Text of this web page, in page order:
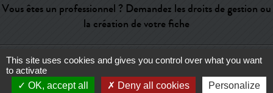
Vous êtes un professionnel ? Demandez les droits de gestion ou
la création de votre fiche
Aide-Contact-Admin-Lexique-CGU-Qui sommes-nous ?-
This site uses cookies and gives you control over what you want
to activate
OK, accept all
Deny all cookies Personalize